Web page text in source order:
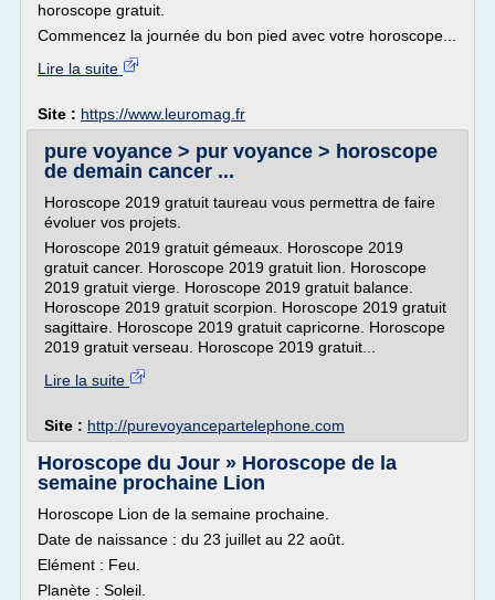
horoscope gratuit.
Commencez la journée du bon pied avec votre horoscope...
Lire la suite
Site : https://www.leuromag.fr
pure voyance > pur voyance > horoscope
de demain cancer ...
Horoscope 2019 gratuit taureau vous permettra de faire
évoluer vos projets.
Horoscope 2019 gratuit gémeaux. Horoscope 2019
gratuit cancer. Horoscope 2019 gratuit lion. Horoscope
2019 gratuit vierge. Horoscope 2019 gratuit balance.
Horoscope 2019 gratuit scorpion. Horoscope 2019 gratuit
sagittaire. Horoscope 2019 gratuit capricorne. Horoscope
2019 gratuit verseau. Horoscope 2019 gratuit...
Lire la suite
Site : http://purevoyancepartelephone.com
Horoscope du Jour » Horoscope de la
semaine prochaine Lion
Horoscope Lion de la semaine prochaine.
Date de naissance : du 23 juillet au 22 août.
Elément : Feu.
Planète : Soleil.